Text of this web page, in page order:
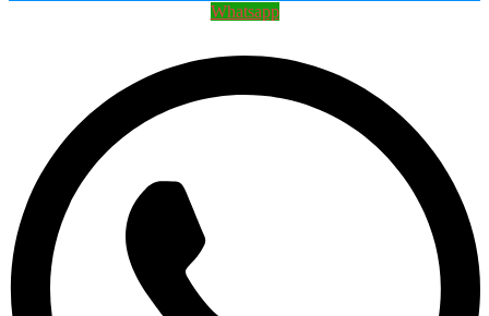
Whatsapp